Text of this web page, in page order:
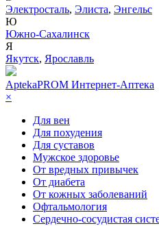
Электросталь, Элиста, Энгельс
Ю
Южно-Сахалинск
Я
Якутск, Ярославль
AptekaPROM Интернет-Аптека
×
Для вен
Для похудения
Для суставов
Мужское здоровье
От вредных привычек
От диабета
От кожных заболеваний
Офтальмология
Сердечно-сосудистая